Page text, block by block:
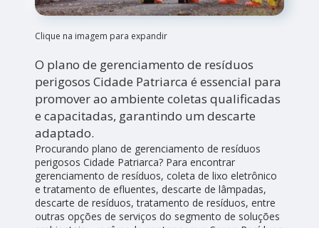
Clique na imagem para expandir
O plano de gerenciamento de resíduos
perigosos Cidade Patriarca é essencial para
promover ao ambiente coletas qualificadas
e capacitadas, garantindo um descarte
adaptado.
Procurando plano de gerenciamento de resíduos
perigosos Cidade Patriarca? Para encontrar
gerenciamento de resíduos, coleta de lixo eletrônico
e tratamento de efluentes, descarte de lâmpadas,
descarte de resíduos, tratamento de resíduos, entre
outras opções de serviços do segmento de soluções